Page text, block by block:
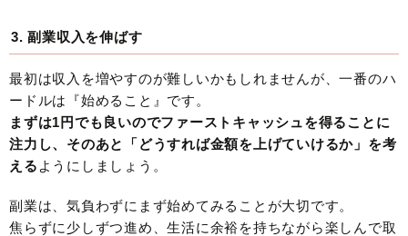
3. 副業収入を伸ばす
最初は収入を増やすのが難しいかもしれませんが、一番のハ
ードルは『始めること』です。
まずは1円でも良いのでファーストキャッシュを得ることに
注力し、そのあと「どうすれば金額を上げていけるか」を考
える ようにしましょう。
副業は、気負わずにまず始めてみることが大切です。
焦らずに少しずつ進め、生活に余裕を持ちながら楽しんで取